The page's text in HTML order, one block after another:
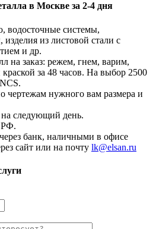
в Москве за 2-4 дня
водосточные системы,
из листовой стали с
и др.
на заказ: режем, гнем, варим,
за 48 часов. На выбор 2500
чертежам нужного вам размера и
следующий день.
РФ.
банк, наличными в офисе
сайт или на почту lk@elsan.ru